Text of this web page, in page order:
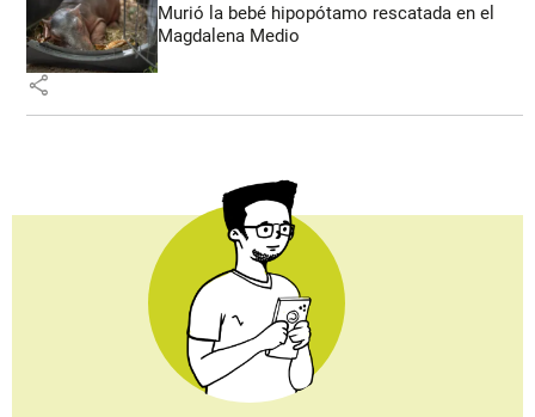
Murió la bebé hipopótamo rescatada en el
Magdalena Medio
share